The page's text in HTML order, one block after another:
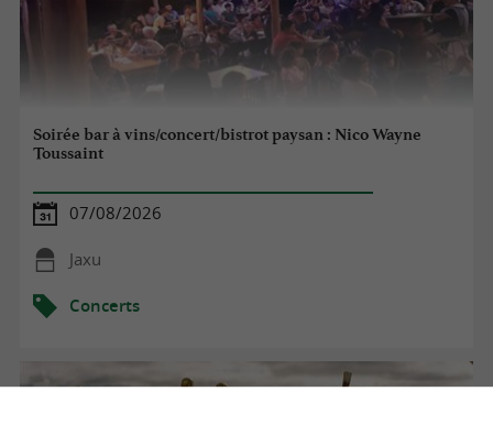
Soirée bar à vins/concert/bistrot paysan : Nico Wayne
Toussaint
07/08/2026
Jaxu
Concerts